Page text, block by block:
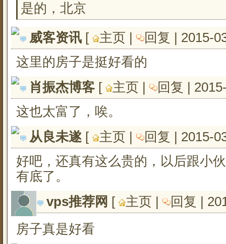
是的，北京
威客资讯 [ 主页 | 回复 | 2015-
这里的房子是挺好看的
肖振杰博客 [ 主页 | 回复 |
这也太富了，唉。
从良未遂[ 主页 | 回复 | 2015-
好吧，还真有这么贵的，以后跟小
有底了。
vps推荐网 [ 主页 | 回复 |
房子真是好看